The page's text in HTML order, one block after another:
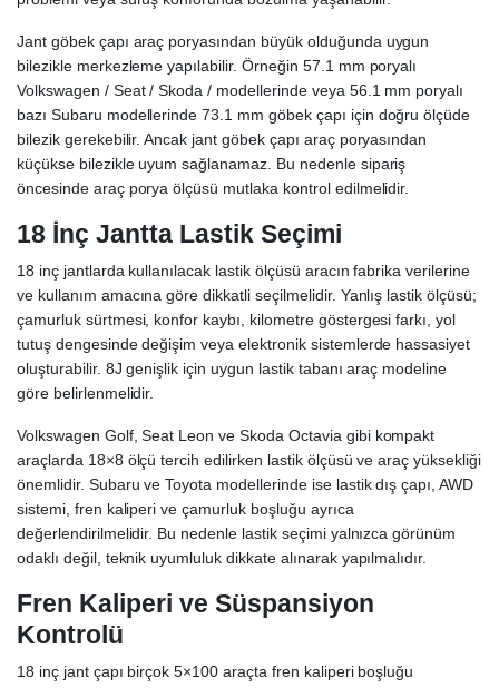
Jant göbek çapı araç poryasından büyük olduğunda uygun
bilezikle merkezleme yapılabilir. Örneğin 57.1 mm poryalı
Volkswagen / Seat / Skoda / modellerinde veya 56.1 mm poryalı
bazı Subaru modellerinde 73.1 mm göbek çapı için doğru ölçüde
bilezik gerekebilir. Ancak jant göbek çapı araç poryasından
küçükse bilezikle uyum sağlanamaz. Bu nedenle sipariş
öncesinde araç porya ölçüsü mutlaka kontrol edilmelidir.
18 İnç Jantta Lastik Seçimi
18 inç jantlarda kullanılacak lastik ölçüsü aracın fabrika verilerine
ve kullanım amacına göre dikkatli seçilmelidir. Yanlış lastik ölçüsü;
çamurluk sürtmesi, konfor kaybı, kilometre göstergesi farkı, yol
tutuş dengesinde değişim veya elektronik sistemlerde hassasiyet
oluşturabilir. 8J genişlik için uygun lastik tabanı araç modeline
göre belirlenmelidir.
Volkswagen Golf, Seat Leon ve Skoda Octavia gibi kompakt
araçlarda 18×8 ölçü tercih edilirken lastik ölçüsü ve araç yüksekliği
önemlidir. Subaru ve Toyota modellerinde ise lastik dış çapı, AWD
sistemi, fren kaliperi ve çamurluk boşluğu ayrıca
değerlendirilmelidir. Bu nedenle lastik seçimi yalnızca görünüm
odaklı değil, teknik uyumluluk dikkate alınarak yapılmalıdır.
Fren Kaliperi ve Süspansiyon
Kontrolü
18 inç jant çapı birçok 5×100 araçta fren kaliperi boşluğu